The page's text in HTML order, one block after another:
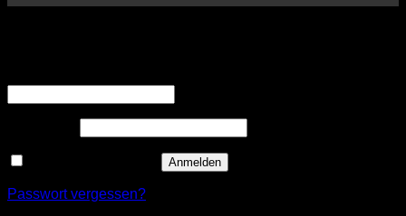
Anmelden
Passwort vergessen?